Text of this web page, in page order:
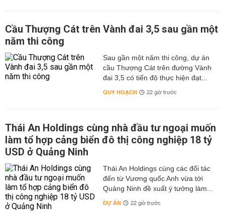
Cầu Thượng Cát trên Vành đai 3,5 sau gần một
năm thi công
Sau gần một năm thi công, dự án
cầu Thượng Cát trên đường Vành
đai 3,5 có tiến độ thực hiện đạt...
QUY HOẠCH 22 giờ trước
Thái An Holdings cùng nhà đầu tư ngoại muốn
làm tổ hợp cảng biển đô thị công nghiệp 18 tỷ
USD ở Quảng Ninh
Thái An Holdings cùng các đối tác
đến từ Vương quốc Anh vừa tới
Quảng Ninh đề xuất ý tưởng làm...
DỰ ÁN 22 giờ trước